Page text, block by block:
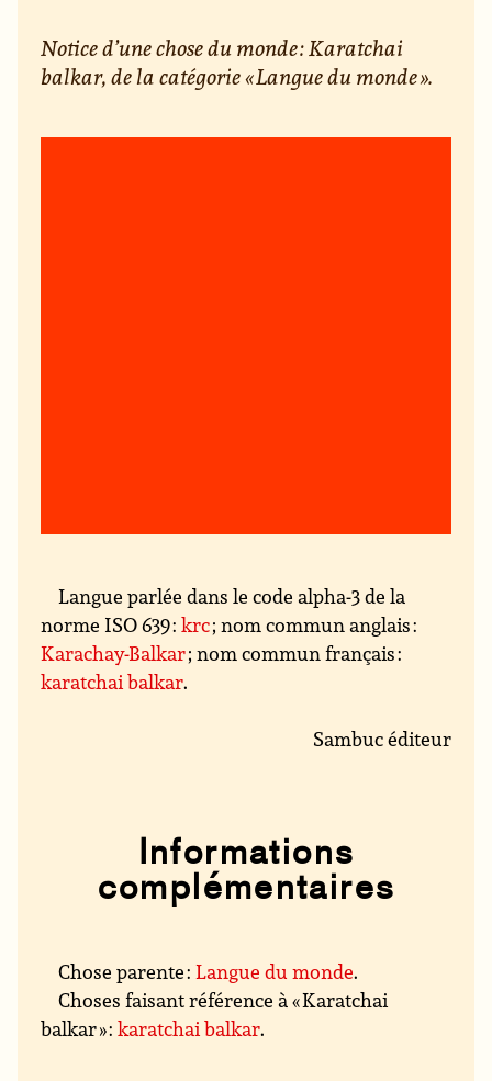
Notice d’une chose du monde : Karatchai
balkar, de la catégorie « Langue du monde ».
Langue parlée dans le code alpha-3 de la
norme ISO 639 :krc; nom commun anglais :
Karachay-Balkar; nom commun français :
karatchai balkar.
Sambuc éditeur
Informations
complémentaires
Chose parente :Langue du monde.
Choses faisant référence à « Karatchai
balkar » :karatchai balkar.